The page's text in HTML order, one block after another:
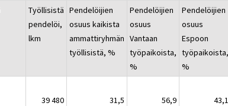
Työllisistä
pendelöi,
lkm
Pendelöijien
osuus kaikista
ammattiryhmän
työllisistä, %
Pendelöijien
osuus
Vantaan
työpaikoista,
%
Pendelöijien
osuus
Espoon
työpaikoista,
%
39 480 31,5 56,9 43,1